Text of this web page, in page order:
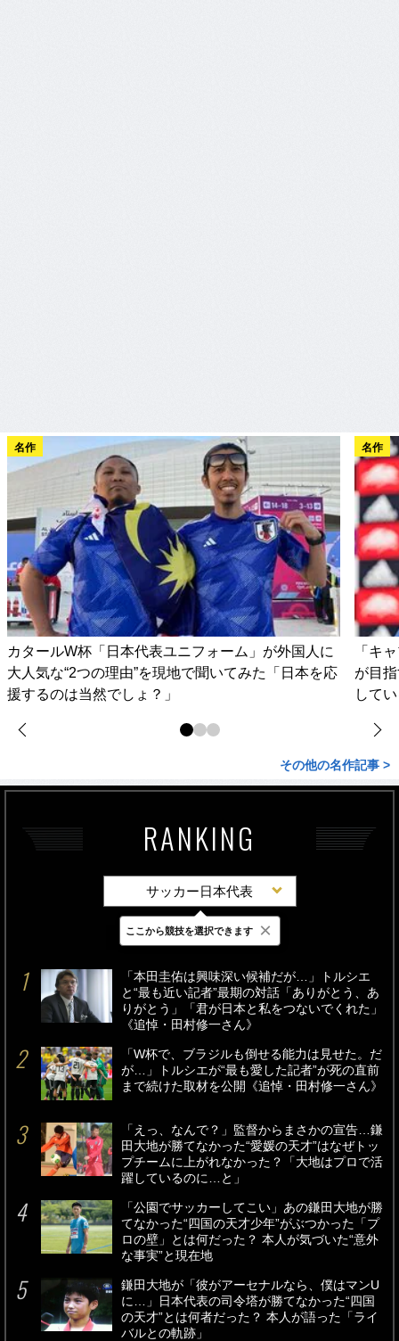
名作
カタールW杯「日本代表ユニフォーム」が外国人に
大人気な“2つの理由”を現地で聞いてみた「日本を応
援するのは当然でしょ？」
名作
「キ
が目
して
その他の名作記事 >
RANKING
サッカー日本代表
最新 24時間 週間
「本田圭佑は興味深い候補だが…」トルシエ
と“最も近い記者”最期の対話「ありがとう、あ
りがとう」「君が日本と私をつないでくれた」
《追悼・田村修一さん》
「W杯で、ブラジルも倒せる能力は見せた。だ
が…」トルシエが“最も愛した記者”が死の直前
まで続けた取材を公開《追悼・田村修一さん》
「えっ、なんで？」監督からまさかの宣告…鎌
田大地が勝てなかった“愛媛の天才”はなぜトッ
プチームに上がれなかった？「大地はプロで活
躍しているのに…と」
「公園でサッカーしてこい」あの鎌田大地が勝
てなかった“四国の天才少年”がぶつかった「プ
ロの壁」とは何だった？ 本人が気づいた“意外
な事実”と現在地
鎌田大地が「彼がアーセナルなら、僕はマンU
に…」日本代表の司令塔が勝てなかった“四国
の天才”とは何者だった？ 本人が語った「ライ
バルとの軌跡」
ここから競技を選択できます ×